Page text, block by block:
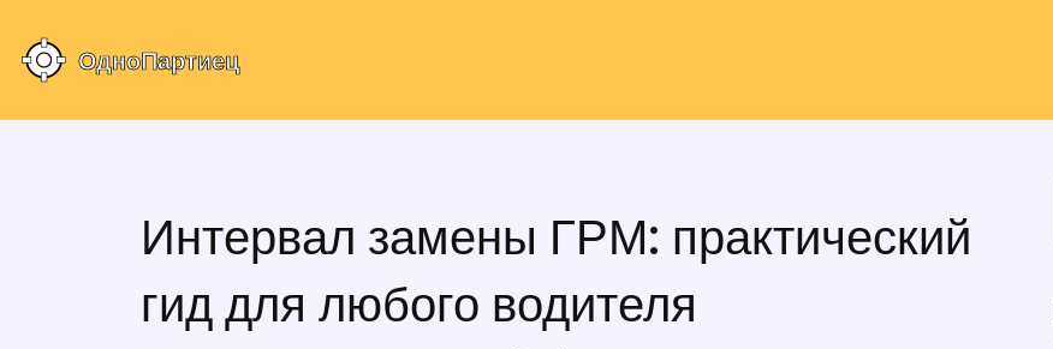
Интервал замены ГРМ: практический
гид для любого водителя